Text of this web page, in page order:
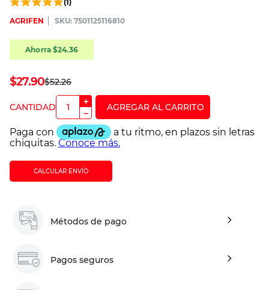
(1)
AGRIFEN :7501125116810
Ahorra$24.36
$52.26
$27.90
＋
－
CALCULAR ENVÍO
Métodos de pago
Pagos seguros